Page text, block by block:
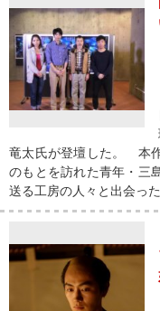
竜太氏が登壇した。 本
のもとを訪れた青年・三
送る工房の人々と出会っ